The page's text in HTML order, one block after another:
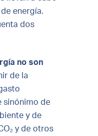
energía.
dos
no son
de la
sinónimo de
y de
y de otros